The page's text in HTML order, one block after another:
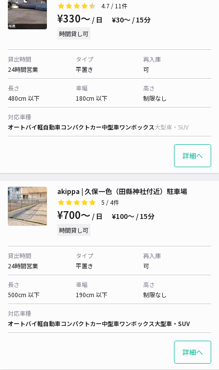
4.7 / 11件
¥330〜 / 日 ¥30〜 / 15分
時間貸し可
貸出時間
24時間営業
タイプ
平置き
再入庫
可
長さ
480cm 以下
車幅
180cm 以下
高さ
制限なし
対応車種
オートバイ軽自動車コンパクトカー中型車ワンボックス大型車・SUV
詳細へ
akippa | 久保一色（田縣神社付近）駐車場
5 / 4件
¥700〜 / 日 ¥100〜 / 15分
時間貸し可
貸出時間
24時間営業
タイプ
平置き
再入庫
可
長さ
500cm 以下
車幅
190cm 以下
高さ
制限なし
対応車種
オートバイ軽自動車コンパクトカー中型車ワンボックス大型車・SUV
詳細へ